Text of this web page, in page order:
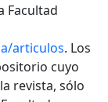
Facultad
articulos. Los
cuyo
revista, sólo